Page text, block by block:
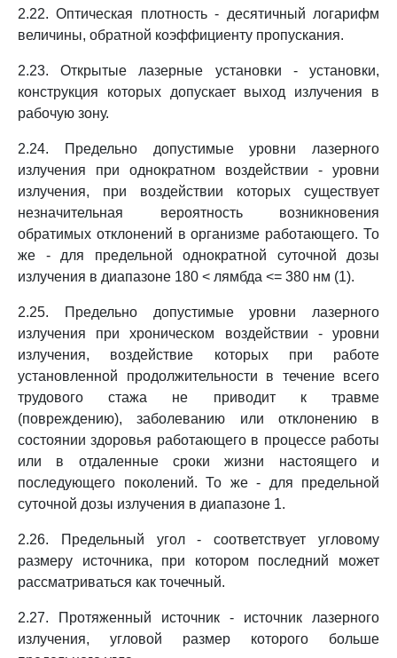
2.22. Оптическая плотность - десятичный логарифм
величины, обратной коэффициенту пропускания.
2.23. Открытые лазерные установки - установки,
конструкция которых допускает выход излучения в
рабочую зону.
2.24. Предельно допустимые уровни лазерного
излучения при однократном воздействии - уровни
излучения, при воздействии которых существует
незначительная вероятность возникновения
обратимых отклонений в организме работающего. То
же - для предельной однократной суточной дозы
излучения в диапазоне 180 < лямбда <= 380 нм (1).
2.25. Предельно допустимые уровни лазерного
излучения при хроническом воздействии - уровни
излучения, воздействие которых при работе
установленной продолжительности в течение всего
трудового стажа не приводит к травме
(повреждению), заболеванию или отклонению в
состоянии здоровья работающего в процессе работы
или в отдаленные сроки жизни настоящего и
последующего поколений. То же - для предельной
суточной дозы излучения в диапазоне 1.
2.26. Предельный угол - соответствует угловому
размеру источника, при котором последний может
рассматриваться как точечный.
2.27. Протяженный источник - источник лазерного
излучения, угловой размер которого больше